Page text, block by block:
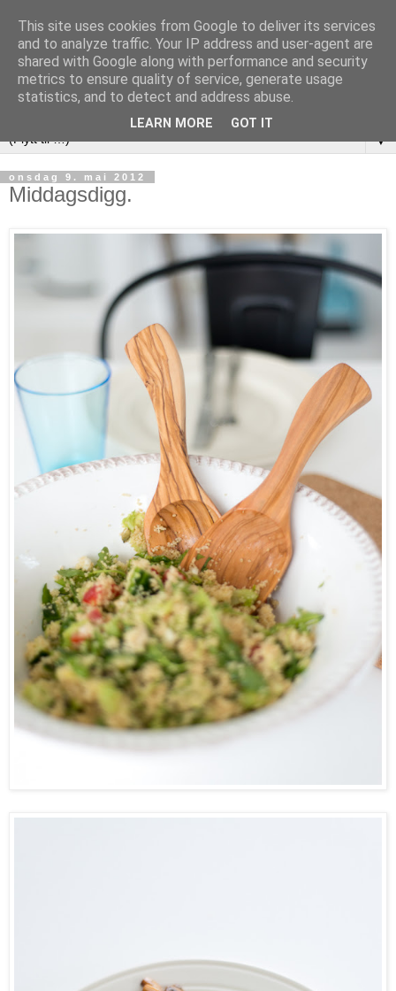
▼
onsdag 9. mai 2012
Middagsdigg.
This site uses cookies from Google to deliver its services
and to analyze traffic. Your IP address and user-agent are
shared with Google along with performance and security
metrics to ensure quality of service, generate usage
statistics, and to detect and address abuse.
LEARN MORE GOT IT